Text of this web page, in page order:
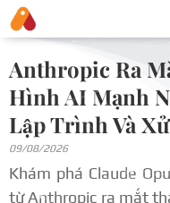
Anthropic Ra
Hình AI Mạnh
Lập Trình Và
09/08/2026
Khám phá Claude
từ Anthropic ra mắt